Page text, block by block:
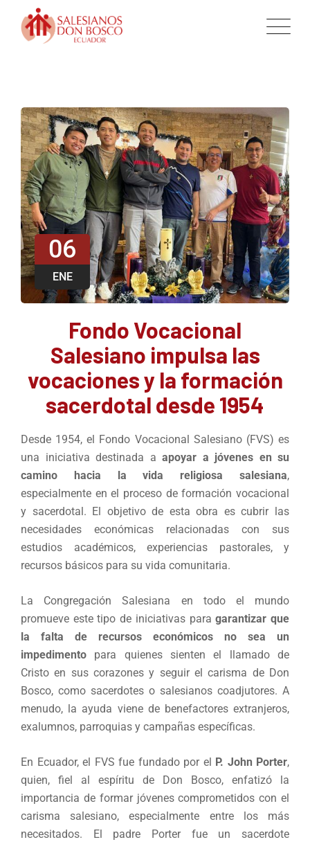
06
ENE
Fondo Vocacional
Salesiano impulsa las
vocaciones y la formación
sacerdotal desde 1954
Desde 1954, el Fondo Vocacional Salesiano (FVS) es
una iniciativa destinada a apoyar a jóvenes en su
camino hacia la vida religiosa salesiana,
especialmente en el proceso de formación vocacional
y sacerdotal. El objetivo de esta obra es cubrir las
necesidades económicas relacionadas con sus
estudios académicos, experiencias pastorales, y
recursos básicos para su vida comunitaria.
La Congregación Salesiana en todo el mundo
promueve este tipo de iniciativas paragarantizar que
la falta de recursos económicos no sea un
impedimento para quienes sienten el llamado de
Cristo en sus corazones y seguir el carisma de Don
Bosco, como sacerdotes o salesianos coadjutores. A
menudo, la ayuda viene de benefactores extranjeros,
exalumnos, parroquias y campañas específicas.
En Ecuador, el FVS fue fundado por el P. John Porter,
quien, fiel al espíritu de Don Bosco, enfatizó la
importancia de formar jóvenes comprometidos con el
carisma salesiano, especialmente entre los más
necesitados. El padre Porter fue un sacerdote